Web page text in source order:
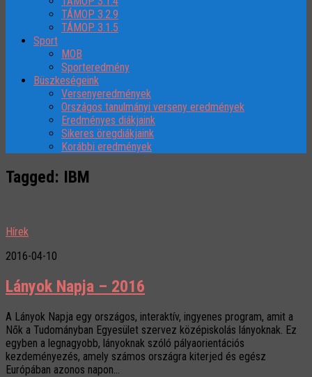
TÁMOP 3.2.9
TÁMOP 3.1.5
Sport
MOB
Sporteredmény
Büszkeségeink
Versenyeredmények
Országos tanulmányi verseny eredmények
Eredményes diákjaink
Sikeres öregdiákjaink
Korábbi eredmények
Tagged: IBM
Hírek
2016-04-10
Lányok Napja – 2016
A Lányok Napja egy országos, interaktív, ingyenes program, amit a
Nők a Tudományban Egyesület szervez középiskolás lányoknak. Ez
egyben a legnagyobb, lányoknak szóló pályaorientációs
kezdeményezés, amely számos országra kiterjed és egész
Európában azonos napon...